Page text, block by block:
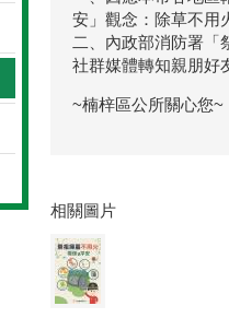
安」觀念：除草不用
二、內政部消防署「
社群媒體轉知親朋好
~楠梓區公所關心您~
相關圖片